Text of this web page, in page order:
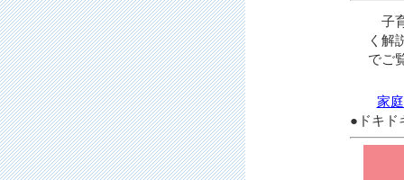
子
く解
でご
家
●ドキ